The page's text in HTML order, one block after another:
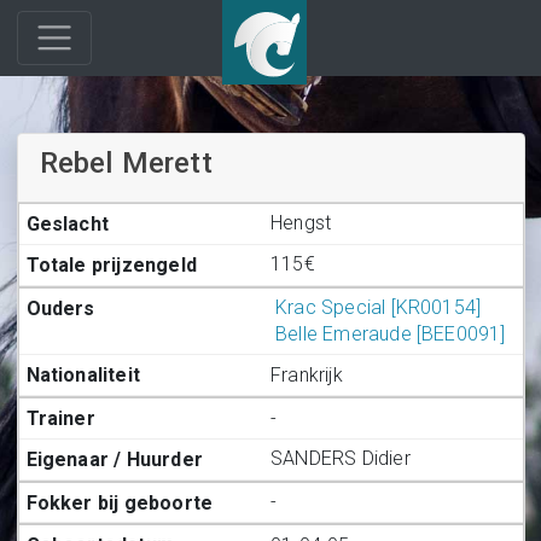
Rebel Merett
Hengst
115€
Krac Special [KR00154]
Belle Emeraude [BEE0091]
Frankrijk
-
SANDERS Didier
-